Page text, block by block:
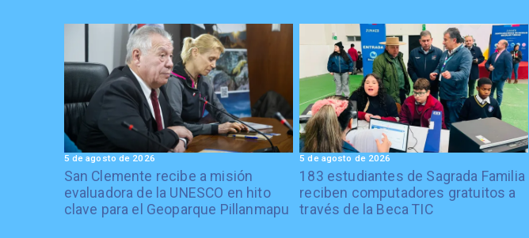
San Clemente recibe a misión
evaluadora de la UNESCO en hito
clave para el Geoparque Pillanmapu
5 de agosto de 2026
183 estudiantes de Sagrada Familia
reciben computadores gratuitos a
través de la Beca TIC
5 de agosto de 2026